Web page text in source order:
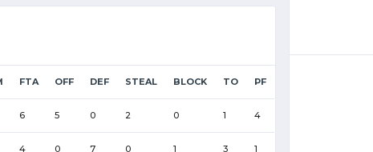
FTA OFF DEF STEAL BLOCK TO PF
6 5 0 2 0 1 4
4 0 7 0 1 3 1